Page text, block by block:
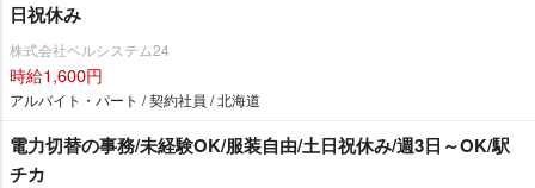
日祝休み
株式会社ベルシステム24
時給1,600円
アルバイト・パート / 契約社員 / 北海道
電力切替の事務/未経験OK/服装自由/土日祝休み/週3日～OK/駅
チカ